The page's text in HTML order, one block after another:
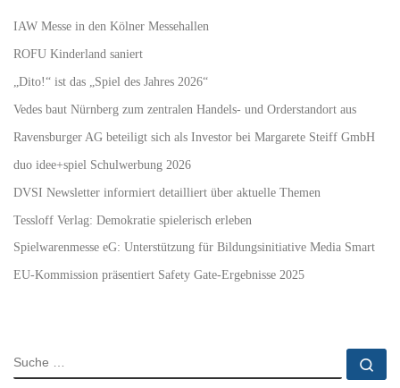
IAW Messe in den Kölner Messehallen
ROFU Kinderland saniert
„Dito!“ ist das „Spiel des Jahres 2026“
Vedes baut Nürnberg zum zentralen Handels- und Orderstandort aus
Ravensburger AG beteiligt sich als Investor bei Margarete Steiff GmbH
duo idee+spiel Schulwerbung 2026
DVSI Newsletter informiert detailliert über aktuelle Themen
Tessloff Verlag: Demokratie spielerisch erleben
Spielwarenmesse eG: Unterstützung für Bildungsinitiative Media Smart
EU-Kommission präsentiert Safety Gate-Ergebnisse 2025
SUCHE